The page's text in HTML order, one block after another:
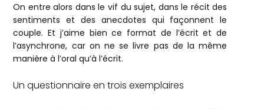
On entre alors dans le vif du sujet, dans le récit des
sentiments et des anecdotes qui façonnent le
couple. Et j’aime bien ce format de l’écrit et de
l’asynchrone, car on ne se livre pas de la même
manière à l’oral qu’à l’écrit.
Un questionnaire en trois exemplaires